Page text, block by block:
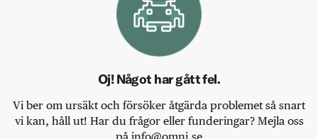
Oj! Något har gått fel.
Vi ber om ursäkt och försöker åtgärda problemet så snart
vi kan, håll ut! Har du frågor eller funderingar? Mejla oss